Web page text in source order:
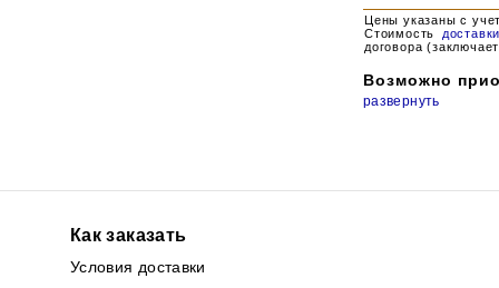
Цены указаны с
Стоимость
договора
Возможно
развернуть
Как заказать
Условия доставки